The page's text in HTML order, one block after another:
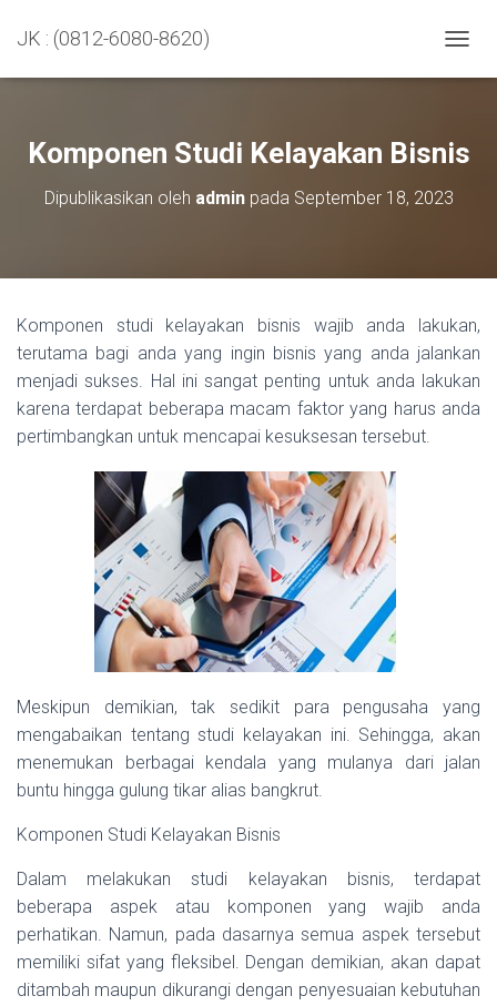
JK : (0812-6080-8620)
Komponen Studi Kelayakan Bisnis
Dipublikasikan oleh adminpada September 18, 2023
Komponen studi kelayakan bisnis wajib anda lakukan,
terutama bagi anda yang ingin bisnis yang anda jalankan
menjadi sukses. Hal ini sangat penting untuk anda lakukan
karena terdapat beberapa macam faktor yang harus anda
pertimbangkan untuk mencapai kesuksesan tersebut.
Meskipun demikian, tak sedikit para pengusaha yang
mengabaikan tentang studi kelayakan ini. Sehingga, akan
menemukan berbagai kendala yang mulanya dari jalan
buntu hingga gulung tikar alias bangkrut.
Komponen Studi Kelayakan Bisnis
Dalam melakukan studi kelayakan bisnis, terdapat
beberapa aspek atau komponen yang wajib anda
perhatikan. Namun, pada dasarnya semua aspek tersebut
memiliki sifat yang fleksibel. Dengan demikian, akan dapat
ditambah maupun dikurangi dengan penyesuaian kebutuhan